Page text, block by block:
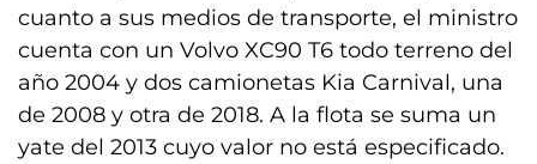
cuanto a sus medios de transporte, el ministro
cuenta con un Volvo XC90 T6 todo terreno del
año 2004 y dos camionetas Kia Carnival, una
de 2008 y otra de 2018. A la flota se suma un
yate del 2013 cuyo valor no está especificado.